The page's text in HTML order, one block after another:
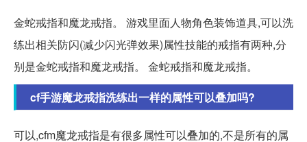
金蛇戒指和魔龙戒指。 游戏里面人物角色装饰道具,可以洗
练出相关防闪(减少闪光弹效果)属性技能的戒指有两种,分
别是金蛇戒指和魔龙戒指。 金蛇戒指和魔龙戒指。
cf手游魔龙戒指洗练出一样的属性可以叠加吗?
可以,cfm魔龙戒指是有很多属性可以叠加的,不是所有的属